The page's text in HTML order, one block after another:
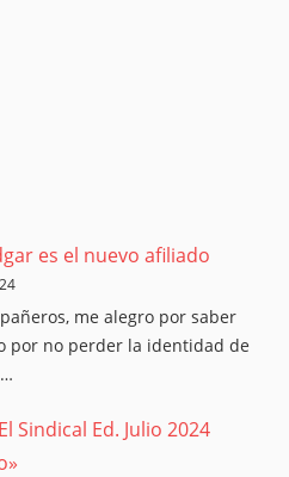
es el nuevo afiliado
me alegro por saber
por no perder la identidad de
El Sindical Ed. Julio 2024